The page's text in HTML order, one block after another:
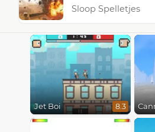
Sloop Spelletjes
Jet Boi 8.3